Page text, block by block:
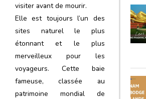
visiter avant de mourir.
Elle est toujours l’un des
sites naturel le plus
étonnant et le plus
merveilleux pour les
voyageurs. Cette baie
fameuse, classée au
patrimoine mondial de